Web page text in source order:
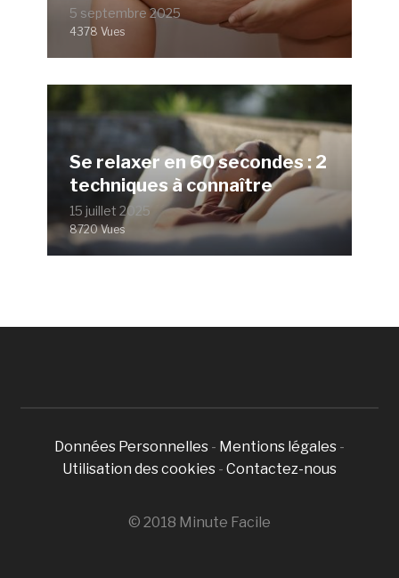
5 septembre 2025
4378 Vues
Se relaxer en 60 secondes : 2
techniques à connaître
15 juillet 2025
8720 Vues
Données Personnelles - Mentions légales -
Utilisation des cookies - Contactez-nous
© 2018 Minute Facile